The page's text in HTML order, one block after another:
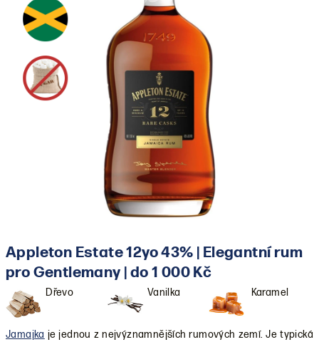
Appleton Estate 12yo 43% | Elegantní rum
pro Gentlemany | do 1 000 Kč
Dřevo Vanilka Karamel
Jamajka je jednou z nejvýznamnějších rumových zemí. Je typická